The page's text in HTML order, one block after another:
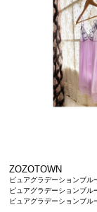
ZOZOTOWN
ピュアグラデーションブ
ピュアグラデーションブ
ピュアグラデーションブ